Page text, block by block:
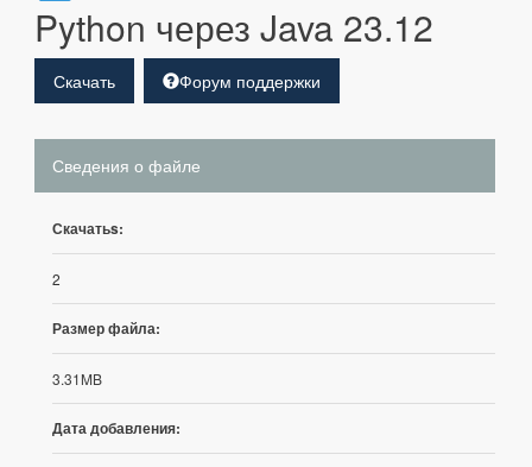
Python через Java 23.12
Скачать Форум поддержки
Сведения о файле
Скачатьs:
2
Размер файла:
3.31MB
Дата добавления: